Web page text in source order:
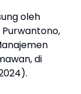
oleh
Purwantono,
di